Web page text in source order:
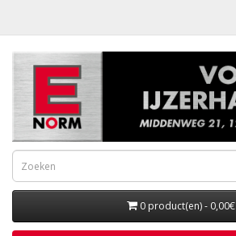
0 product(en) - 0,00€